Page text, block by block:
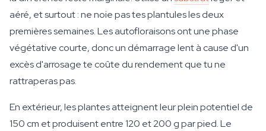
aéré, et surtout : ne noie pas tes plantules les deux
premières semaines. Les autofloraisons ont une phase
végétative courte, donc un démarrage lent à cause d'un
excès d'arrosage te coûte du rendement que tu ne
rattraperas pas.
En extérieur, les plantes atteignent leur plein potentiel de
150 cm et produisent entre 120 et 200 g par pied. Le